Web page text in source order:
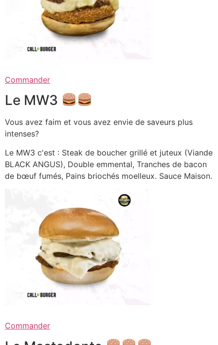
Commander
Le MW3
Vous avez faim et vous avez envie de saveurs plus
intenses?
Le MW3 c'est : Steak de boucher grillé et juteux (Viande
BLACK ANGUS), Double emmental, Tranches de bacon
de bœuf fumés, Pains briochés moelleux. Sauce Maison.
Commander